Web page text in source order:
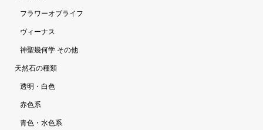
フラワーオブライフ
ヴィーナス
神聖幾何学 その他
天然石の種類
透明・白色
赤色系
青色・水色系